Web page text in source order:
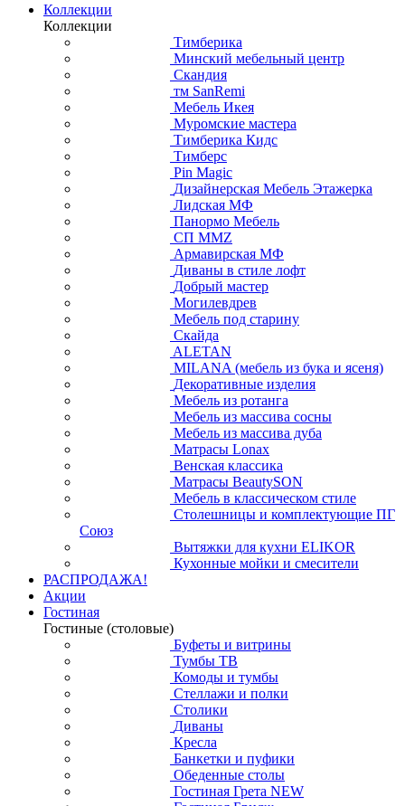
Коллекции
Коллекции
Тимберика
Минский мебельный центр
Скандия
тм SanRemi
Мебель Икея
Муромские мастера
Тимберика Кидс
Тимберс
Pin Magic
Дизайнерская Мебель Этажерка
Лидская МФ
Панормо Мебель
СП ММZ
Армавирская МФ
Диваны в стиле лофт
Добрый мастер
Могилевдрев
Мебель под старину
Скайда
ALETAN
MILANA (мебель из бука и ясеня)
Декоративные изделия
Мебель из ротанга
Мебель из массива сосны
Мебель из массива дуба
Матрасы Lonax
Венская классика
Матрасы BeautySON
Мебель в классическом стиле
Столешницы и комплектующие ПГ
Союз
Вытяжки для кухни ELIKOR
Кухонные мойки и смесители
РАСПРОДАЖА!
Акции
Гостиная
Гостиные (столовые)
Буфеты и витрины
Тумбы ТВ
Комоды и тумбы
Стеллажи и полки
Столики
Диваны
Кресла
Банкетки и пуфики
Обеденные столы
Гостиная Грета NEW